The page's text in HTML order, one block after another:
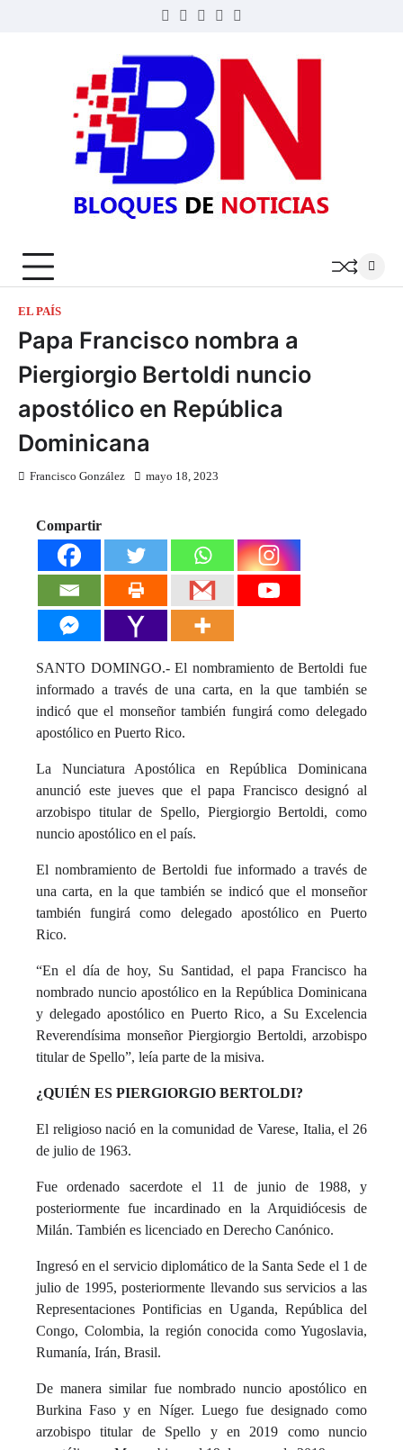
Twitter
Facebook
LinkedIn
Instagram
YouTube
EL PAÍS
Papa Francisco nombra a
Piergiorgio Bertoldi nuncio
apostólico en República
Dominicana
Francisco González mayo 18, 2023
Compartir
SANTO DOMINGO.- El nombramiento de Bertoldi fue
informado a través de una carta, en la que también se
indicó que el monseñor también fungirá como delegado
apostólico en Puerto Rico.
La Nunciatura Apostólica en República Dominicana
anunció este jueves que el papa Francisco designó al
arzobispo titular de Spello, Piergiorgio Bertoldi, como
nuncio apostólico en el país.
El nombramiento de Bertoldi fue informado a través de
una carta, en la que también se indicó que el monseñor
también fungirá como delegado apostólico en Puerto
Rico.
“En el día de hoy, Su Santidad, el papa Francisco ha
nombrado nuncio apostólico en la República Dominicana
y delegado apostólico en Puerto Rico, a Su Excelencia
Reverendísima monseñor Piergiorgio Bertoldi, arzobispo
titular de Spello”, leía parte de la misiva.
¿QUIÉN ES PIERGIORGIO BERTOLDI?
El religioso nació en la comunidad de Varese, Italia, el 26
de julio de 1963.
Fue ordenado sacerdote el 11 de junio de 1988, y
posteriormente fue incardinado en la Arquidiócesis de
Milán. También es licenciado en Derecho Canónico.
Ingresó en el servicio diplomático de la Santa Sede el 1 de
julio de 1995, posteriormente llevando sus servicios a las
Representaciones Pontificias en Uganda, República del
Congo, Colombia, la región conocida como Yugoslavia,
Rumanía, Irán, Brasil.
De manera similar fue nombrado nuncio apostólico en
Burkina Faso y en Níger. Luego fue designado como
arzobispo titular de Spello y en 2019 como nuncio